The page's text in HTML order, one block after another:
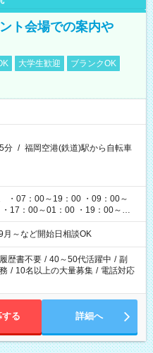
ト会場での案内や
大学生歓迎
ブランクOK
分 / 福岡空港(鉄道)駅から自転車
・07：00～19：00 ・09：00～
17：00～01：00 ・19：00～
の開催時間によって変わりま
～など開始日相談OK
履歴書不要 / 40～50代活躍中 / 副
/ 10名以上の大量募集 / 電話対応
する 詳細へ